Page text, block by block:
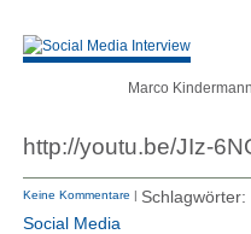
Marco
http://youtu.be/JIz-
Keine Kommentare | Schlagwörter:
Social Media